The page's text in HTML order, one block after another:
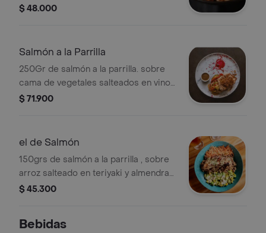
chimichurri, maíz tierno, queso asado,
$ 48.000
Salmón a la Parrilla
250Gr de salmón a la parrilla. sobre
cama de vegetales salteados en vino
blanco, crocante de zanahoria y salsa
$ 71.900
el de Salmón
150grs de salmón a la parrilla , sobre
arroz salteado en teriyaki y almendras
garrapiñadas, acompañado de
$ 45.300
Bebidas